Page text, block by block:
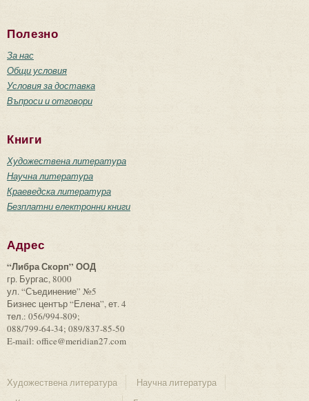
Полезно
За нас
Общи условия
Условия за доставка
Въпроси и отговори
Книги
Художествена литература
Научна литература
Краеведска литература
Безплатни електронни книги
Адрес
“Либра Скорп” ООД
гр. Бургас, 8000
ул. “Съединение” №5
Бизнес център “Елена”, ет. 4
тел.: 056/994-809;
088/799-64-34; 089/837-85-50
E-mail: office@meridian27.com
Художествена литература
Научна литература